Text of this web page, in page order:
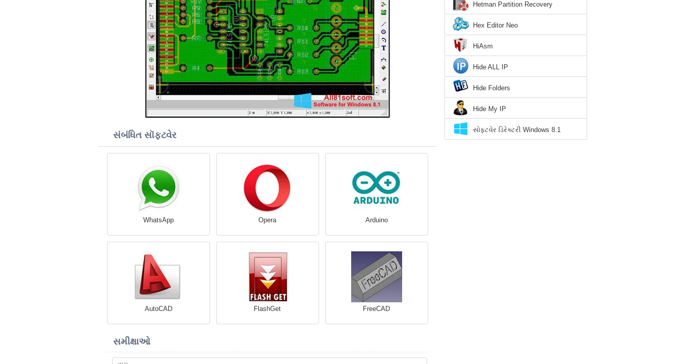
સંબંધિત સૉફ્ટવેર
WhatsApp Opera Arduino
AutoCAD FlashGet FreeCAD
સમીક્ષાઓ
Hetman Partition Recovery
Hex Editor Neo
HiAsm
Hide ALL IP
Hide Folders
Hide My IP
સોફ્ટવેર ડિરેક્ટરી Windows 8.1